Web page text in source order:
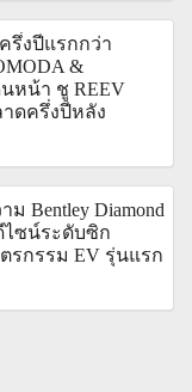
รึ่งปีแรกกว่า
&
นหน้า ชู REEV
าดครึ่งปีหลัง
Bentley Diamond
ไซน์ระดับซิก
รกรรม EV รุ่นแรก